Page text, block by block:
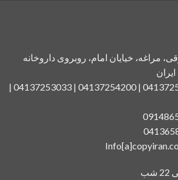
مراغه، خیایان امام، روبروی داروخانه
شماره تماس: 04137252392 | 04137254200 | 04137253033 |